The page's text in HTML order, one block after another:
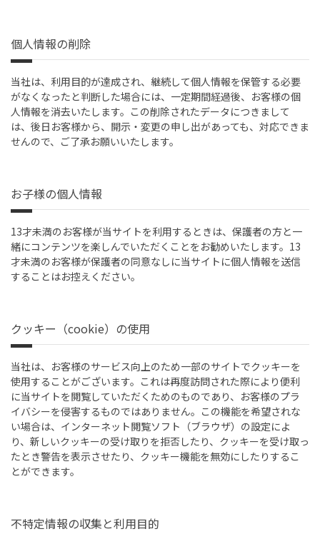
個人情報の削除
当社は、利用目的が達成され、継続して個人情報を保管する必要
がなくなったと判断した場合には、一定期間経過後、お客様の個
人情報を消去いたします。この削除されたデータにつきまして
は、後日お客様から、開示・変更の申し出があっても、対応できま
せんので、ご了承お願いいたします。
お子様の個人情報
13才未満のお客様が当サイトを利用するときは、保護者の方と一
緒にコンテンツを楽しんでいただくことをお勧めいたします。13
才未満のお客様が保護者の同意なしに当サイトに個人情報を送信
することはお控えください。
クッキー（cookie）の使用
当社は、お客様のサービス向上のため一部のサイトでクッキーを
使用することがございます。これは再度訪問された際により便利
に当サイトを閲覧していただくためのものであり、お客様のプラ
イバシーを侵害するものではありません。この機能を希望されな
い場合は、インターネット閲覧ソフト（ブラウザ）の設定によ
り、新しいクッキーの受け取りを拒否したり、クッキーを受け取っ
たとき警告を表示させたり、クッキー機能を無効にしたりするこ
とができます。
不特定情報の収集と利用目的